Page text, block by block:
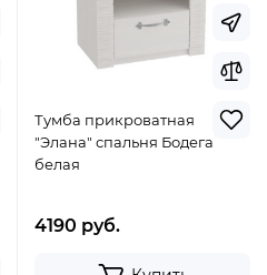
Тумба прикроватная
"Элана" спальня Бодега
белая
4190 руб.